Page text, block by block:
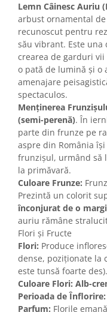
Lemn Câinesc Auriu
arbust ornamental de
recunoscut pentru
său vibrant. Este
crearea de garduri
o pată de lumină și o
amenajare
spectaculos.
Menținerea
(semi-perenă). În
parte din frunze pe
aspre din România
frunzișul, urmând să
la primăvară.
Culoare Frunze:
Prezintă un colorit
înconjurat de o
auriu rămâne
Flori și Fructe
Flori: Produce
dense, poziționate la
este tunsă foarte des).
Culoare Flori: Alb-
Perioada de Înflorire:
Parfum: Florile